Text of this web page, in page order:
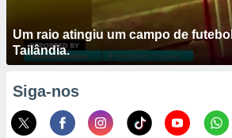
Um raio atingiu um campo de
Tailândia.
Siga-nos